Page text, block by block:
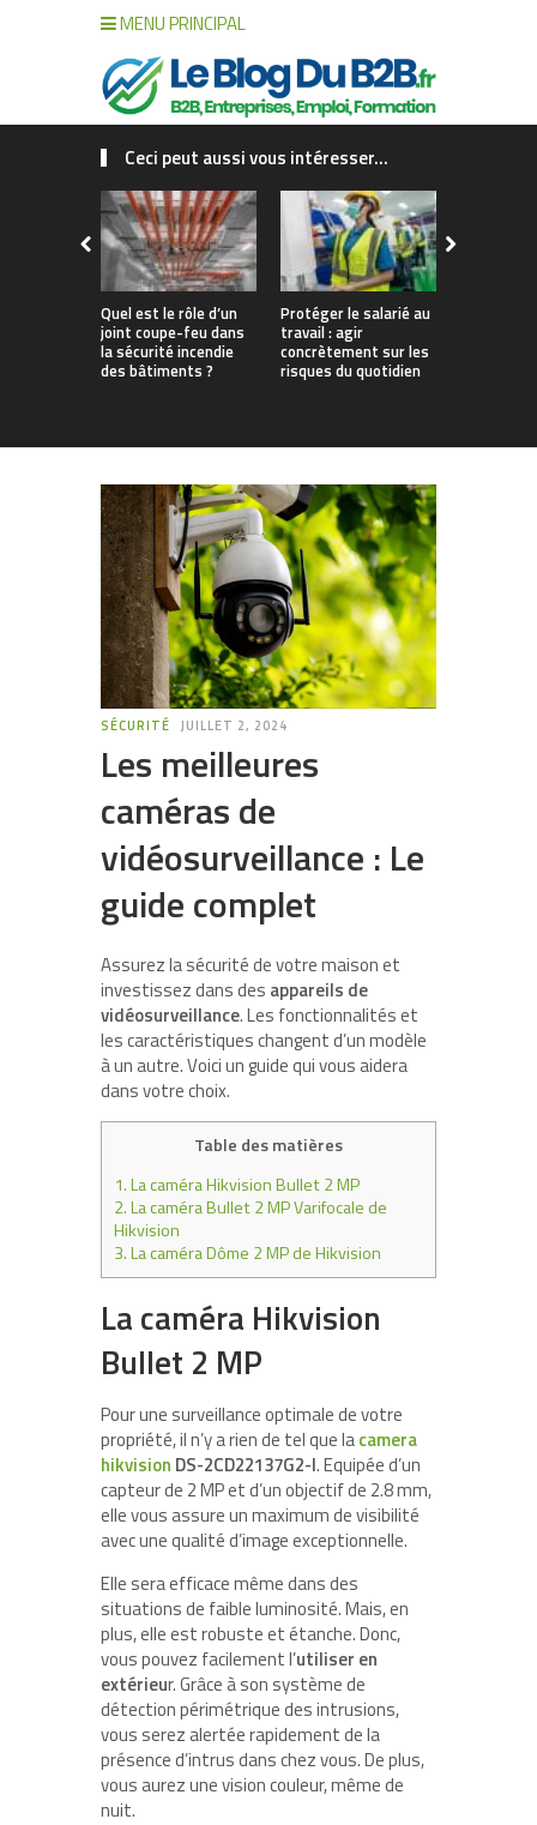
MENU PRINCIPAL
Ceci peut aussi vous intéresser...
Quel est le rôle d’un
joint coupe-feu dans
la sécurité incendie
des bâtiments ?
Protéger le salarié au
travail : agir
concrètement sur les
risques du quotidien
SÉCURITÉ JUILLET 2, 2024
Les meilleures
caméras de
vidéosurveillance : Le
guide complet
Assurez la sécurité de votre maison et
investissez dans des appareils de
vidéosurveillance. Les fonctionnalités et
les caractéristiques changent d’un modèle
à un autre. Voici un guide qui vous aidera
dans votre choix.
Table des matières
1.La caméra Hikvision Bullet 2 MP
2.La caméra Bullet 2 MP Varifocale de
Hikvision
3.La caméra Dôme 2 MP de Hikvision
La caméra Hikvision
Bullet 2 MP
Pour une surveillance optimale de votre
propriété, il n’y a rien de tel que lacamera
hikvision DS-2CD22137G2-I. Equipée d’un
capteur de 2 MP et d’un objectif de 2.8 mm,
elle vous assure un maximum de visibilité
avec une qualité d’image exceptionnelle.
Elle sera efficace même dans des
situations de faible luminosité. Mais, en
plus, elle est robuste et étanche. Donc,
vous pouvez facilement l’utiliser en
extérieur. Grâce à son système de
détection périmétrique des intrusions,
vous serez alertée rapidement de la
présence d’intrus dans chez vous. De plus,
vous aurez une vision couleur, même de
nuit.